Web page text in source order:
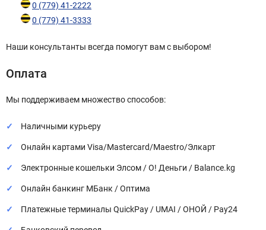
0 (779) 41-2222
0 (779) 41-3333
Наши консультанты всегда помогут вам с выбором!
Оплата
Мы поддерживаем множество способов:
Наличными курьеру
Онлайн картами Visa/Mastercard/Maestro/Элкарт
Электронные кошельки Элсом / О! Деньги / Balance.kg
Онлайн банкинг МБанк / Оптима
Платежные терминалы QuickPay / UMAI / ОНОЙ / Pay24